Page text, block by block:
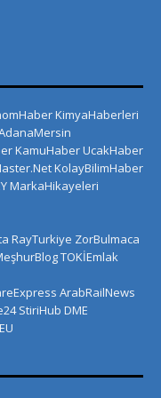
KimyaHaberleri
KamuHaberUcakHaber
KolayBilimHaber
MarkaHikayeleri
RayTurkiye ZorBulmaca
TOKİEmlak
ArabRailNews
StiriHub DME